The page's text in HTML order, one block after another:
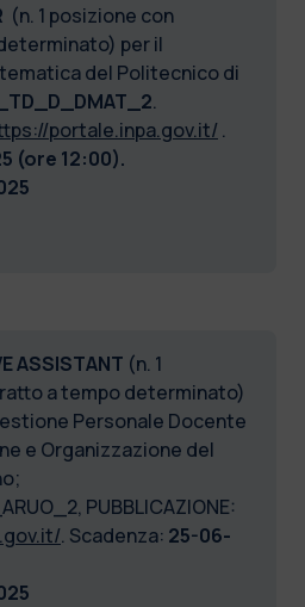
(n. 1 posizione con
per il
del Politecnico di
.
portale.inpa.gov.it/ .
(ore 12:00).
ASSISTANT (n. 1
a tempo determinato)
Personale Docente
e Organizzazione del
PUBBLICAZIONE:
. Scadenza: 25-06-